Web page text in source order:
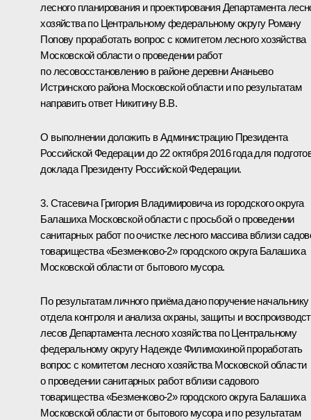
лесного планирования и проектирования Департамента
хозяйства по Центральному федеральному округу Роману
Попову проработать вопрос с комитетом лесного хозяйства
Московской области о проведении работ
по лесовосстановлению в районе деревни Ананьево
Истринского района Московской области и по результатам
направить ответ Никитину В.В.
О выполнении доложить в Администрацию Президента
Российской Федерации до 22 октября 2016 года для
доклада Президенту Российской Федерации.
3. Стасевича Григория Владимировича из городского округа
Балашиха Московской области с просьбой о проведении
санитарных работ по очистке лесного массива вблизи
товарищества «Безменково-2» городского округа Балашиха
Московской области от бытового мусора.
По результатам личного приёма дано поручение начальнику
отдела контроля и анализа охраны, защиты и
лесов Департамента лесного хозяйства по Центральному
федеральному округу Надежде Филимохиной проработать
вопрос с комитетом лесного хозяйства Московской области
о проведении санитарных работ вблизи садового
товарищества «Безменково-2» городского округа Балашиха
Московской области от бытового мусора и по результатам